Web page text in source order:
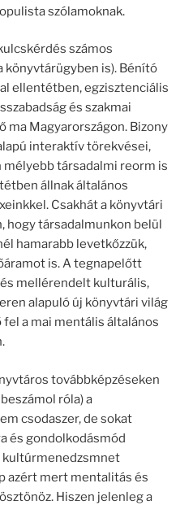
szólamoknak.
számos
is). Bénító
ellentétben, egzisztenciális
és szakmai
ma Magyarországon. Bizony
interaktív törekvései,
társadalmi reorm is
állnak általános
Csakhát a könyvtári
hogy társadalmunkon belül
hamarabb levetkőzzük,
is. A tegnapelőtt
mellérendelt kulturális,
alapuló új könyvtári világ
a mai mentális általános
továbbképzéseken
róla) a
csodaszer, de sokat
és gondolkodásmód
kultúrmenedzsmnet
azért mert mentalitás és
Hiszen jelenleg a